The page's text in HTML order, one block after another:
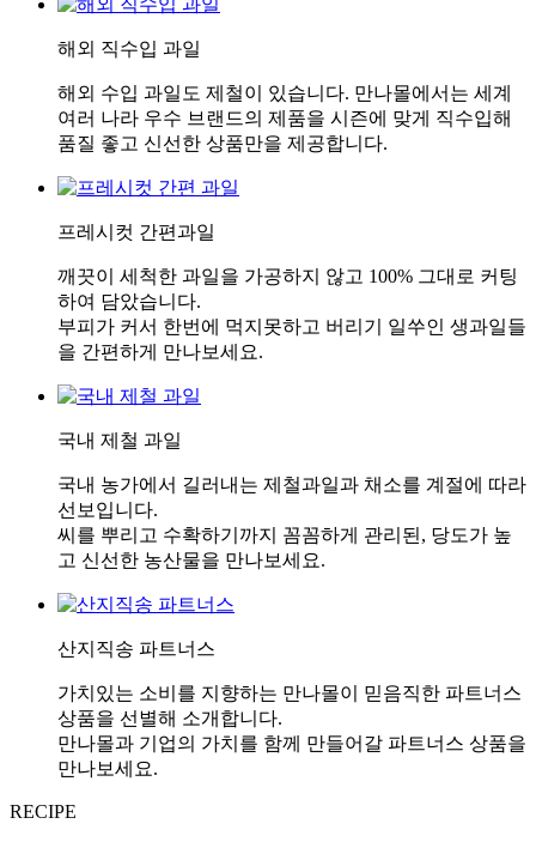
해외 직수입 과일
해외 수입 과일도 제철이 있습니다. 만나몰에서는 세계
여러 나라 우수 브랜드의 제품을 시즌에 맞게 직수입해
품질 좋고 신선한 상품만을 제공합니다.
프레시컷 간편과일
깨끗이 세척한 과일을 가공하지 않고 100% 그대로 커팅
하여 담았습니다.
부피가 커서 한번에 먹지못하고 버리기 일쑤인 생과일들
을 간편하게 만나보세요.
국내 제철 과일
국내 농가에서 길러내는 제철과일과 채소를 계절에 따라
선보입니다.
씨를 뿌리고 수확하기까지 꼼꼼하게 관리된, 당도가 높
고 신선한 농산물을 만나보세요.
산지직송 파트너스
가치있는 소비를 지향하는 만나몰이 믿음직한 파트너스
상품을 선별해 소개합니다.
만나몰과 기업의 가치를 함께 만들어갈 파트너스 상품을
만나보세요.
RECIPE